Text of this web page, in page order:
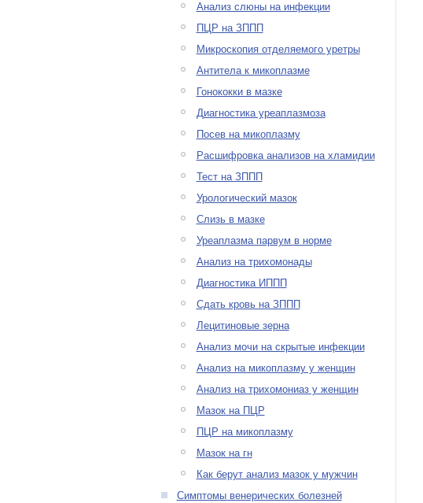
Анализ слюны на инфекции
ПЦР на ЗППП
Микроскопия отделяемого уретры
Антитела к микоплазме
Гонококки в мазке
Диагностика уреаплазмоза
Посев на микоплазму
Расшифровка анализов на хламидии
Тест на ЗППП
Урологический мазок
Слизь в мазке
Уреаплазма парвум в норме
Анализ на трихомонады
Диагностика ИППП
Сдать кровь на ЗППП
Лецитиновые зерна
Анализ мочи на скрытые инфекции
Анализ на микоплазму у женщин
Анализ на трихомониаз у женщин
Мазок на ПЦР
ПЦР на микоплазму
Мазок на гн
Как берут анализ мазок у мужчин
Симптомы венерических болезней